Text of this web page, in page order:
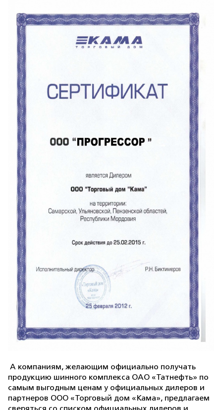
А компаниям, желающим официально получать
продукцию шинного комплекса ОАО «Татнефть» по
самым выгодным ценам у официальных дилеров и
партнеров ООО «Торговый дом «Кама», предлагаем